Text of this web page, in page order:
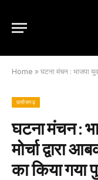
Home » घटना मंचन : भाजपा युवा मोर्चा
छत्तीसगढ़
घटना मंचन :
मोर्चा द्वारा
का किया गया